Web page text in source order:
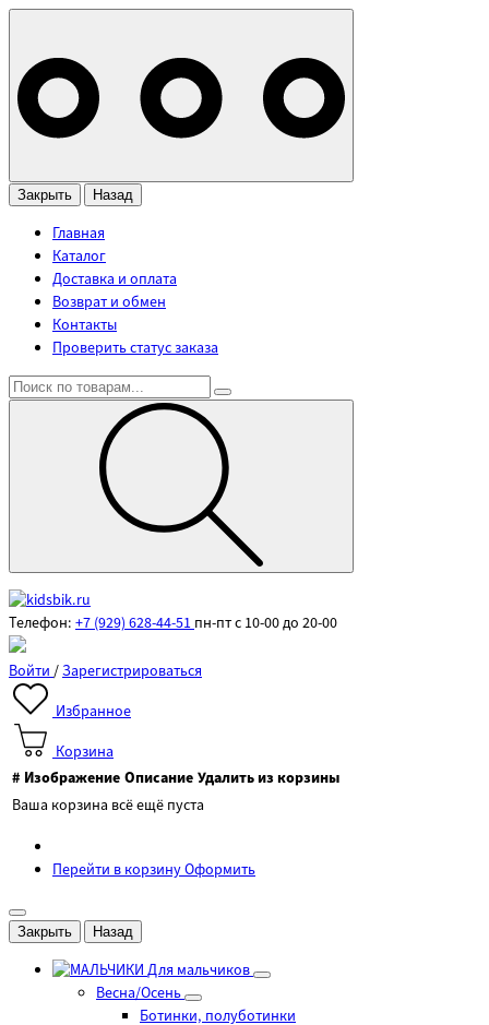
Закрыть Назад
Главная
Каталог
Доставка и оплата
Возврат и обмен
Контакты
Проверить статус заказа
Телефон: +7 (929) 628-44-51пн-пт с 10-00 до 20-00
Войти/Зарегистрироваться
Избранное
Корзина
# Изображение Описание Удалить из корзины
Ваша корзина всё ещё пуста
Перейти в корзинуОформить
Закрыть Назад
Для мальчиков
Весна/Осень
Ботинки, полуботинки